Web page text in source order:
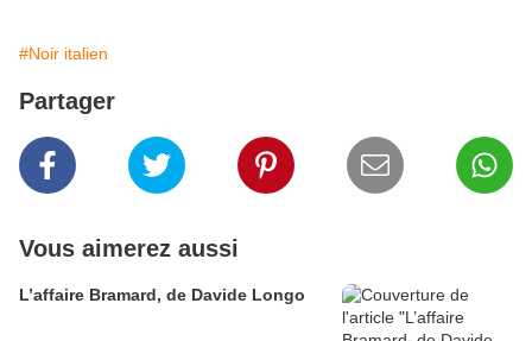
#Noir italien
Partager
Vous aimerez aussi
L’affaire Bramard, de Davide Longo